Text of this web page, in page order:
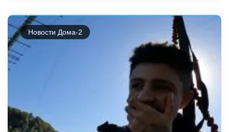
Новости Дома-2